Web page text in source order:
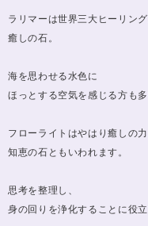
ラリマーは世界三大ヒーリン
癒しの石。
海を思わせる水色に
ほっとする空気を感じる方も多
フローライトはやはり癒しの
知恵の石ともいわれます。
思考を整理し、
身の回りを浄化することに役立